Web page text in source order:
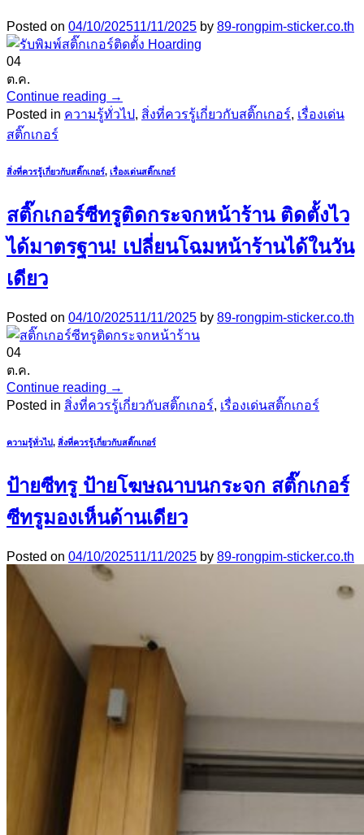
Posted on 04/10/202511/11/2025 by 89-rongpim-sticker.co.th
04
ต.ค.
Continue reading →
Posted in ความรู้ทั่วไป, สิ่งที่ควรรู้เกี่ยวกับสติ๊กเกอร์, เรื่องเด่น
สติ๊กเกอร์
สิ่งที่ควรรู้เกี่ยวกับสติ๊กเกอร์, เรื่องเด่นสติ๊กเกอร์
สติ๊กเกอร์ซีทรูติดกระจกหน้าร้าน ติดตั้งไว
ได้มาตรฐาน! เปลี่ยนโฉมหน้าร้านได้ในวัน
เดียว
Posted on 04/10/202511/11/2025 by 89-rongpim-sticker.co.th
04
ต.ค.
Continue reading →
Posted in สิ่งที่ควรรู้เกี่ยวกับสติ๊กเกอร์, เรื่องเด่นสติ๊กเกอร์
ความรู้ทั่วไป, สิ่งที่ควรรู้เกี่ยวกับสติ๊กเกอร์
ป้ายซีทรู ป้ายโฆษณาบนกระจก สติ๊กเกอร์
ซีทรูมองเห็นด้านเดียว
Posted on 04/10/202511/11/2025 by 89-rongpim-sticker.co.th